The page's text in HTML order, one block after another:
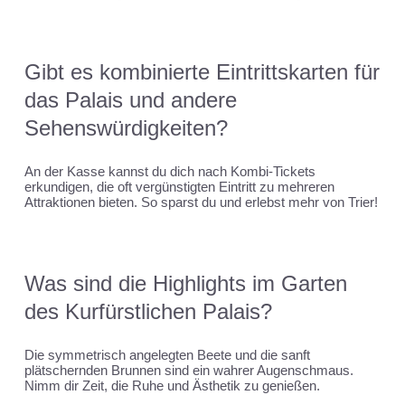
Gibt es kombinierte Eintrittskarten für
das Palais und andere
Sehenswürdigkeiten?
An der Kasse kannst du dich nach Kombi-Tickets
erkundigen, die oft vergünstigten Eintritt zu mehreren
Attraktionen bieten. So sparst du und erlebst mehr von Trier!
Was sind die Highlights im Garten
des Kurfürstlichen Palais?
Die symmetrisch angelegten Beete und die sanft
plätschernden Brunnen sind ein wahrer Augenschmaus.
Nimm dir Zeit, die Ruhe und Ästhetik zu genießen.